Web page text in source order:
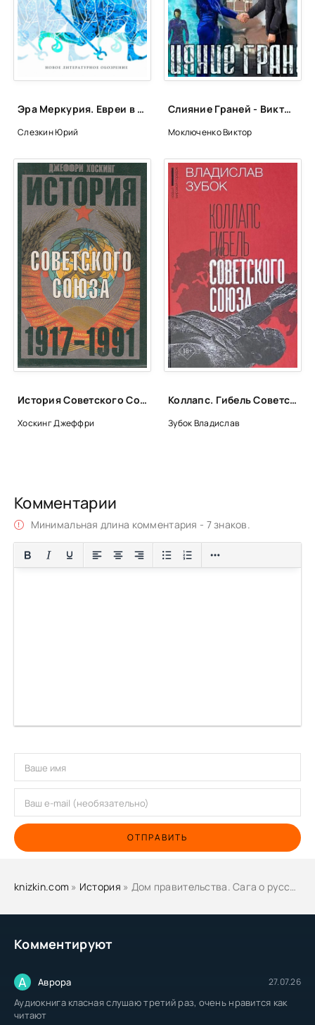
Комментируют
А Аврора 27.07.26
Аудиокнига класная слушаю третий раз, очень нравится как
читают
Эра Меркурия. Евреи в современном мире - Юрий Слезкин
Слезкин Юрий
Слияние Граней - Виктор Моключенко
Моключенко Виктор
История Советского Союза 1917-1991 годы - Джеффри Хоскинг
Хоскинг Джеффри
Коллапс. Гибель Советского Союза - Владислав Зубок
Зубок Владислав
Комментарии
Минимальная длина комментария - 7 знаков.
ОТПРАВИТЬ
knizkin.com » История » Дом правительства. Сага о русской революции. Книга вторая. В Доме - Юрий Слёзкин